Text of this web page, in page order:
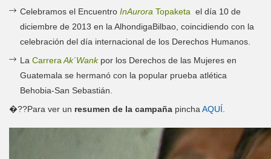
Celebramos el Encuentro InAurora Topaketa el día 10 de
diciembre de 2013 en la AlhondigaBilbao, coincidiendo con la
celebración del día internacional de los Derechos Humanos.
La Carrera Ak´Wankpor los Derechos de las Mujeres en
Guatemala se hermanó con la popular prueba atlética
Behobia-San Sebastián.
�??Para ver un resumen de la campaña pincha AQUÍ